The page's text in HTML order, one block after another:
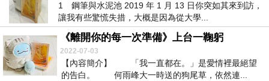
1 鋼筆與水泥池 2019 年 1 月 13 日你突如其來到訪，
讓我有些驚慌失措，大概是因為從大學...
《離開你的每一次準備》上台一鞠躬
2022-07-03
【內容簡介】 「我一直都在。」是愛情裡最絕望
的告白。 何雨峰大一時送的狗尾草，依然連...